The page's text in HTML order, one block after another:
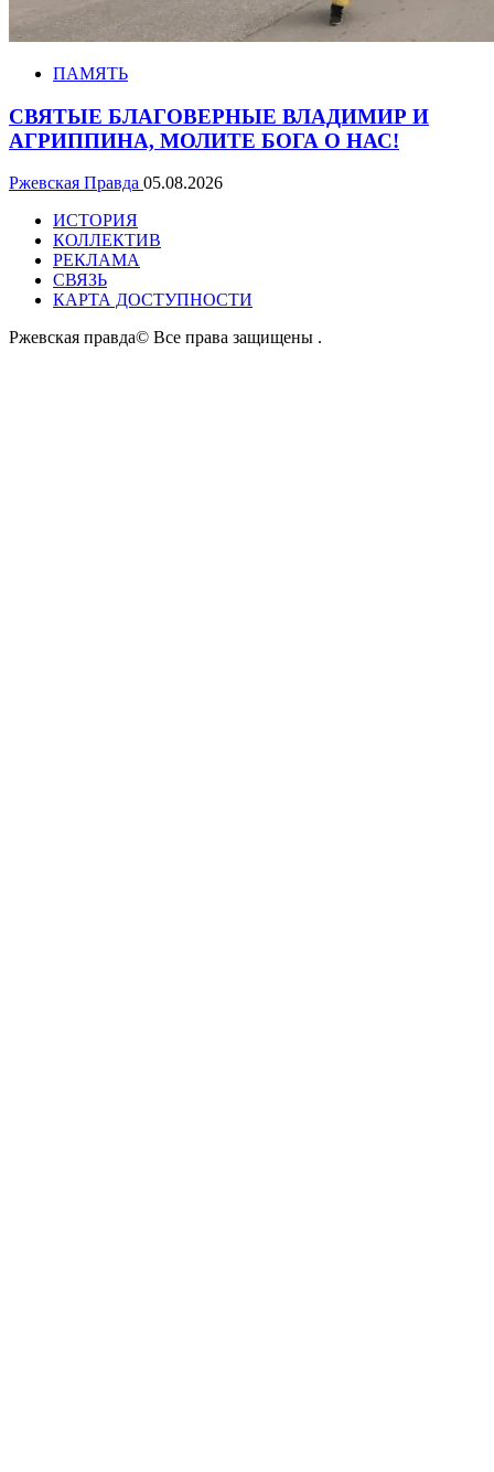
ПАМЯТЬ
СВЯТЫЕ БЛАГОВЕРНЫЕ ВЛАДИМИР И
АГРИППИНА, МОЛИТЕ БОГА О НАС!
Ржевская Правда 05.08.2026
ИСТОРИЯ
КОЛЛЕКТИВ
РЕКЛАМА
СВЯЗЬ
КАРТА ДОСТУПНОСТИ
Ржевская правда© Все права защищены .